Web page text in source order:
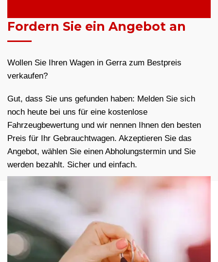
Fordern Sie ein Angebot an
Wollen Sie Ihren Wagen in Gerra zum Bestpreis
verkaufen?
Gut, dass Sie uns gefunden haben: Melden Sie sich
noch heute bei uns für eine kostenlose
Fahrzeugbewertung und wir nennen Ihnen den besten
Preis für Ihr Gebrauchtwagen. Akzeptieren Sie das
Angebot, wählen Sie einen Abholungstermin und Sie
werden bezahlt. Sicher und einfach.